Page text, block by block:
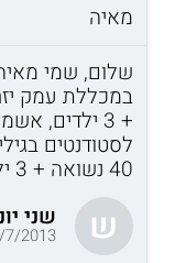
מאיה
שלום, שמי
במכללת עמק
+ 3 ילדים,
לסטודנטים
40 נשואה + 3 ילדים, עובדת, בן זוג עובד).
ש שני
7/2013